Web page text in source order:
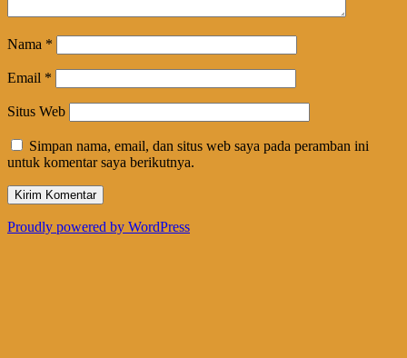
Nama *
Email *
Situs Web
Simpan nama, email, dan situs web saya pada peramban ini
untuk komentar saya berikutnya.
Proudly powered by WordPress